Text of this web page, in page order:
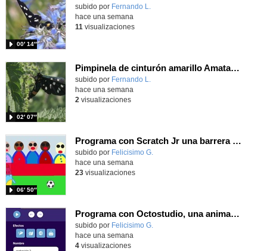
Contenido educativo.
subido por Fernando L.
00′ 14″
hace una semana
11 visualizaciones
Pimpinela de cinturón amarillo Amata phegea (Linnaeus, 1758)
Contenido educativo.
subido por Fernando L.
02′ 07″
hace una semana
2 visualizaciones
Programa con Scratch Jr una barrera que se desplaza para dar sensación de movimiento
Contenido educativo.
subido por Felicisimo G.
06′ 50″
hace una semana
23visualizaciones
Programa con Octostudio, una animación utilizando la cámara para una foto y audio y texto para comunicar.
Contenido educativo.
subido por Felicisimo G.
hace una semana
4visualizaciones